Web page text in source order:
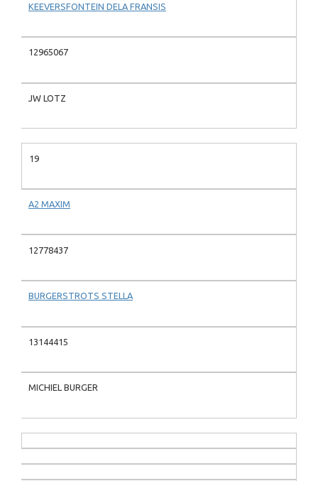
KEEVERSFONTEIN DELA FRANSIS
12965067
JW LOTZ
19
A2 MAXIM
12778437
BURGERSTROTS STELLA
13144415
MICHIEL BURGER